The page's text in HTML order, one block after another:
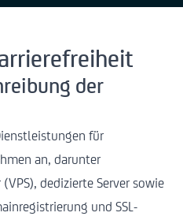
der
für
an, darunter
dedizierte Server sowie
und SSL-